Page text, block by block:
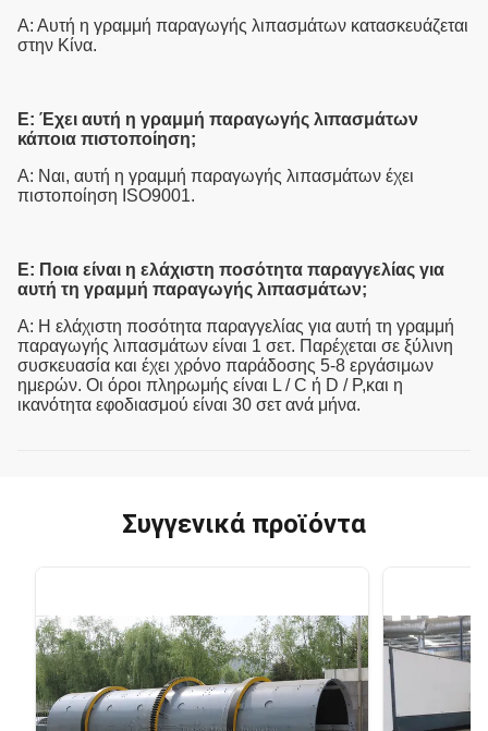
Α: Αυτή η γραμμή παραγωγής λιπασμάτων κατασκευάζεται
στην Κίνα.
Ε: Έχει αυτή η γραμμή παραγωγής λιπασμάτων
κάποια πιστοποίηση;
Α: Ναι, αυτή η γραμμή παραγωγής λιπασμάτων έχει
πιστοποίηση ISO9001.
Ε: Ποια είναι η ελάχιστη ποσότητα παραγγελίας για
αυτή τη γραμμή παραγωγής λιπασμάτων;
Α: Η ελάχιστη ποσότητα παραγγελίας για αυτή τη γραμμή
παραγωγής λιπασμάτων είναι 1 σετ. Παρέχεται σε ξύλινη
συσκευασία και έχει χρόνο παράδοσης 5-8 εργάσιμων
ημερών. Οι όροι πληρωμής είναι L / C ή D / P,και η
ικανότητα εφοδιασμού είναι 30 σετ ανά μήνα.
Συγγενικά προϊόντα